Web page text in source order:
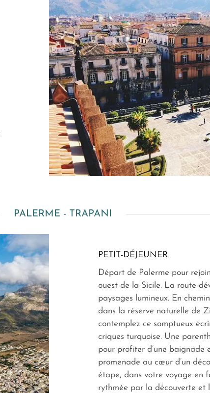
PALERME - TRAPANI
PETIT-DÉJEUNER
Départ de Palerme pour
ouest de la Sicile. La route
paysages lumineux. En
dans la réserve naturelle de
contemplez ce somptueux
criques turquoise. Une
pour profiter d’une baignade
promenade au cœur d’un
étape, dans votre voyage en
rythmée par la découverte et